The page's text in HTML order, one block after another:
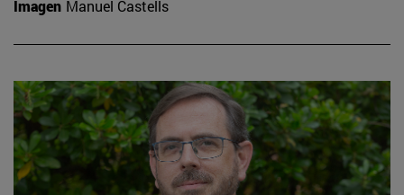
Imagen Manuel Castells